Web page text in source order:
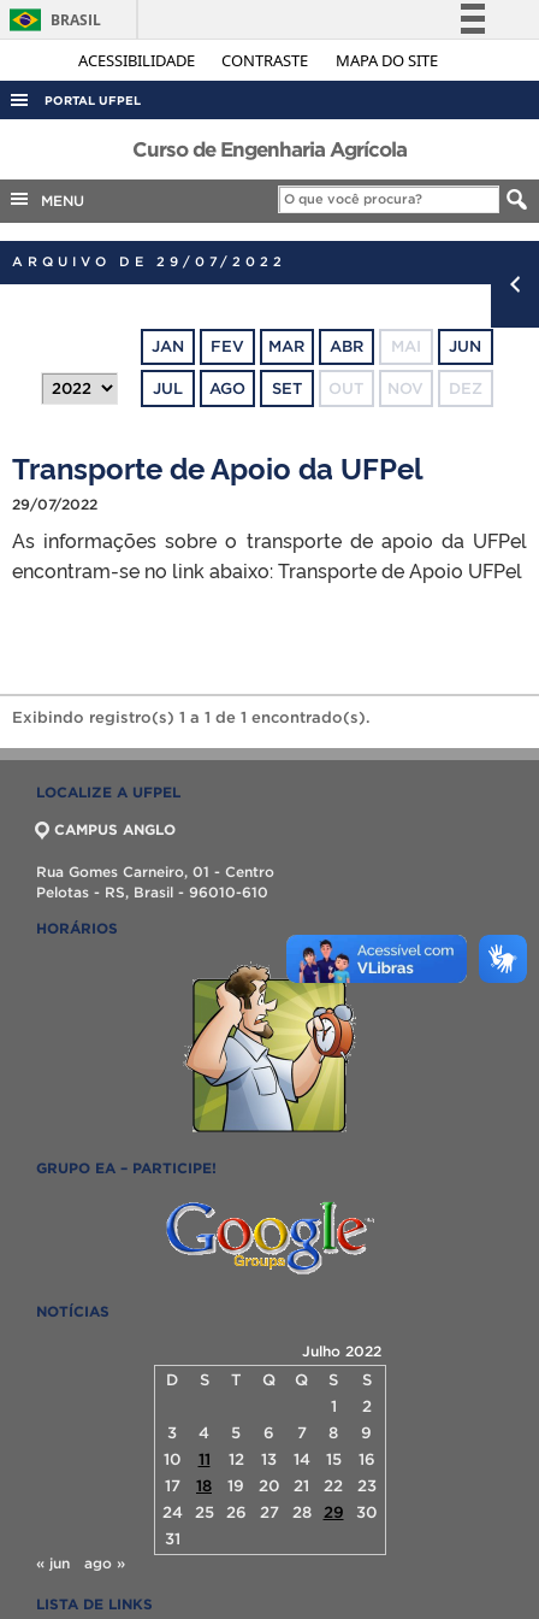
ACESSIBILIDADE CONTRASTE MAPA DO SITE
BRASIL
Simplifique!
Acesso à informação
Legislação
Canais
PORTAL UFPEL
ACESSO À INFORMAÇÃO
AUDITORIA
COBALTO
CONCURSOS
OUVIDORIA
TELEFONES
Curso de Engenharia Agrícola
MENU
ARQUIVO DE 29/07/2022
JAN FEV MAR ABR MAI JUN
JUL AGO SET OUT NOV DEZ
Transporte de Apoio da UFPel
29/07/2022
As informações sobre o transporte de apoio da UFPel
encontram-se no link abaixo: Transporte de Apoio UFPel
Exibindo registro(s) 1 a 1 de 1 encontrado(s).
LOCALIZE A UFPEL
CAMPUS ANGLO
Rua Gomes Carneiro, 01 - Centro
Pelotas - RS, Brasil - 96010-610
HORÁRIOS
GRUPO EA – PARTICIPE!
NOTÍCIAS
Julho 2022
D S T Q Q S
S
1
2
3
4 5 6 7 8
9
10
11 12 13 14 15
16
17
18 19 20 21 22
23
24
25 26 27 28 29
30
31
« jun ago »
LISTA DE LINKS